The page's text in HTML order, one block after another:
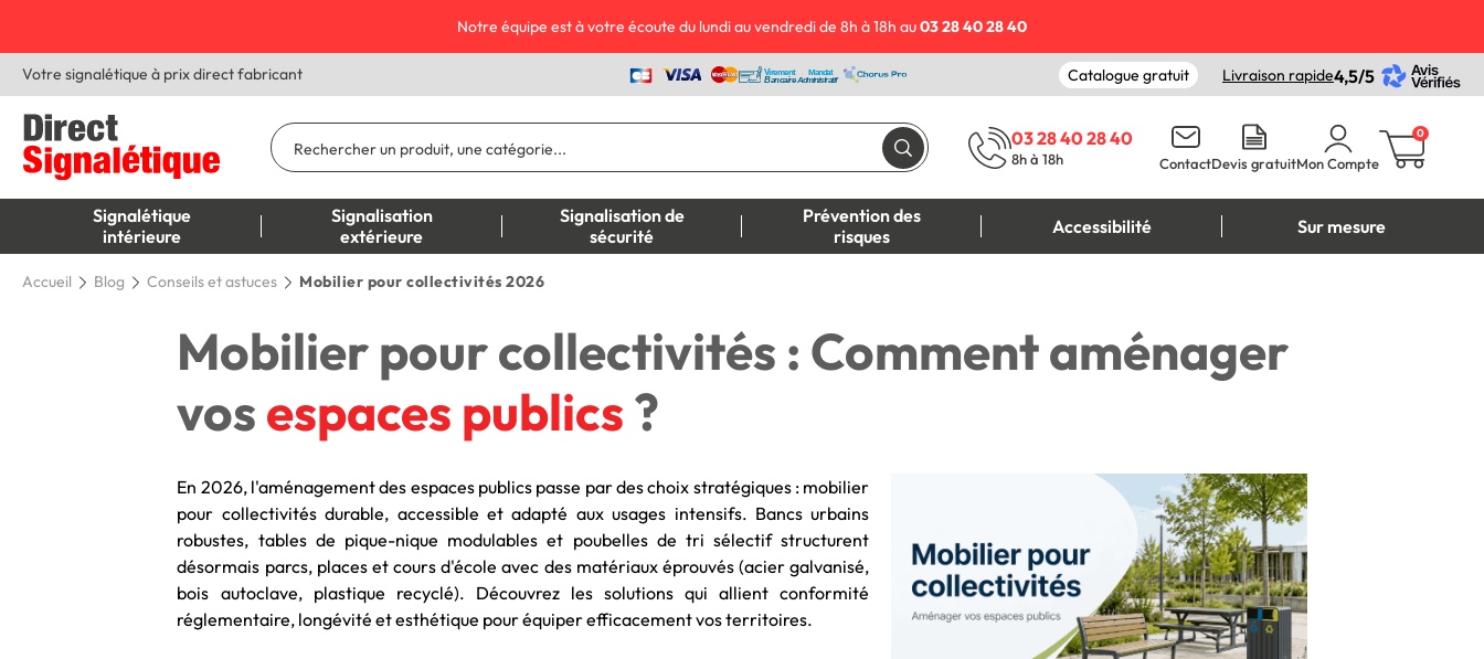
Notre équipe est à votre écoute du lundi au vendredi de 8h à 18h au03 28 40 28 40
Votre signalétique à prix direct fabricant Catalogue gratuit Livraison rapide4,5/5
03 28 40 28 40
8h à 18h ContactDevis gratuitMon Compte
0
Signalétique
intérieure
Signalisation
extérieure
Signalisation de
sécurité
Prévention des
risques
Accessibilité Sur mesure
Accueil Blog Conseils et astuces Mobilier pour collectivités 2026
Mobilier pour collectivités : Comment aménager
vosespaces publics?
En 2026, l'aménagement des espaces publics passe par des choix stratégiques : mobilier
pour collectivités durable, accessible et adapté aux usages intensifs. Bancs urbains
robustes, tables de pique-nique modulables et poubelles de tri sélectif structurent
désormais parcs, places et cours d'école avec des matériaux éprouvés (acier galvanisé,
bois autoclave, plastique recyclé). Découvrez les solutions qui allient conformité
réglementaire, longévité et esthétique pour équiper efficacement vos territoires.